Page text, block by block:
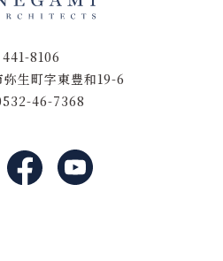
441-8106
生町字東豊和19-6
46-7368